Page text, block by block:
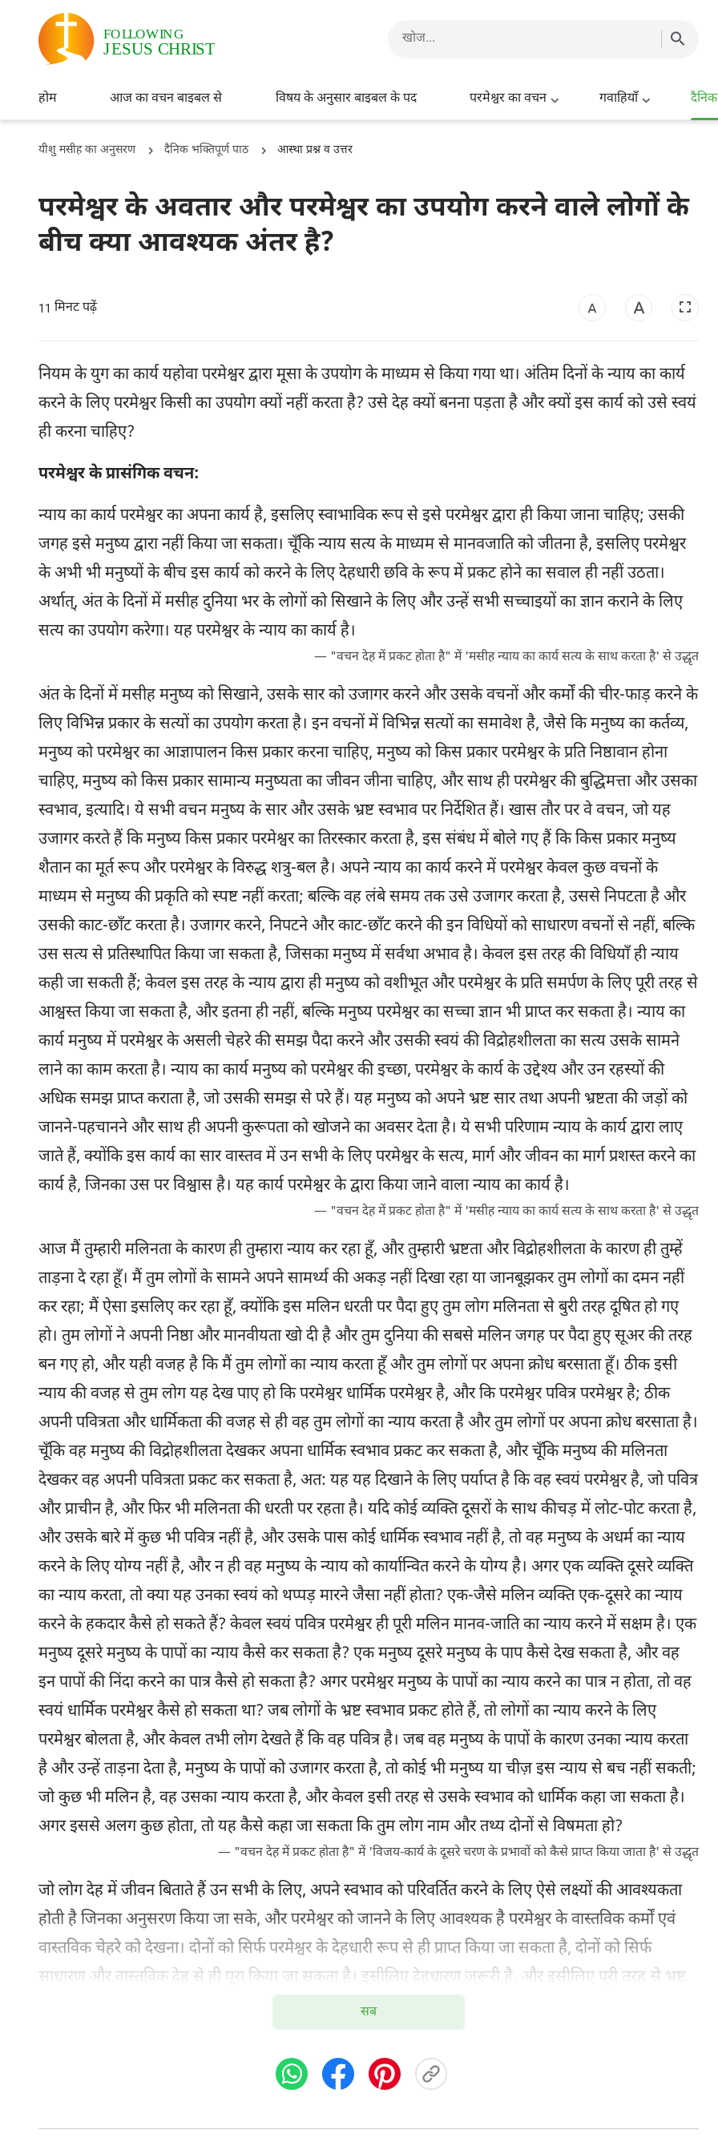
होम आज का वचन बाइबल से विषय के अनुसार बाइबल के पद परमेश्वर का वचन गवाहियाँ
यीशु मसीह का अनुसरण दैनिक भक्तिपूर्ण पाठ आस्था प्रश्न व उत्तर
परमेश्वर के अवतार और परमेश्वर का उपयोग करने वाले लोगों के
बीच क्या आवश्यक अंतर है?
11 मिनट पढ़ें
नियम के युग का कार्य यहोवा परमेश्वर द्वारा मूसा के उपयोग के माध्यम से किया गया था। अंतिम दिनों के न्याय का कार्य
करने के लिए परमेश्वर किसी का उपयोग क्यों नहीं करता है? उसे देह क्यों बनना पड़ता है और क्यों इस कार्य को उसे स्वयं
ही करना चाहिए?
परमेश्वर के प्रासंगिक वचन:
न्याय का कार्य परमेश्वर का अपना कार्य है, इसलिए स्वाभाविक रूप से इसे परमेश्वर द्वारा ही किया जाना चाहिए; उसकी
जगह इसे मनुष्य द्वारा नहीं किया जा सकता। चूँकि न्याय सत्य के माध्यम से मानवजाति को जीतना है, इसलिए परमेश्वर
के अभी भी मनुष्यों के बीच इस कार्य को करने के लिए देहधारी छवि के रूप में प्रकट होने का सवाल ही नहीं उठता।
अर्थात्, अंत के दिनों में मसीह दुनिया भर के लोगों को सिखाने के लिए और उन्हें सभी सच्चाइयों का ज्ञान कराने के लिए
सत्य का उपयोग करेगा। यह परमेश्वर के न्याय का कार्य है।
— "वचन देह में प्रकट होता है" में 'मसीह न्याय का कार्य सत्य के साथ करता है' से उद्धृत
अंत के दिनों में मसीह मनुष्य को सिखाने, उसके सार को उजागर करने और उसके वचनों और कर्मों की चीर-फाड़ करने के
लिए विभिन्न प्रकार के सत्यों का उपयोग करता है। इन वचनों में विभिन्न सत्यों का समावेश है, जैसे कि मनुष्य का कर्तव्य,
मनुष्य को परमेश्वर का आज्ञापालन किस प्रकार करना चाहिए, मनुष्य को किस प्रकार परमेश्वर के प्रति निष्ठावान होना
चाहिए, मनुष्य को किस प्रकार सामान्य मनुष्यता का जीवन जीना चाहिए, और साथ ही परमेश्वर की बुद्धिमत्ता और उसका
स्वभाव, इत्यादि। ये सभी वचन मनुष्य के सार और उसके भ्रष्ट स्वभाव पर निर्देशित हैं। खास तौर पर वे वचन, जो यह
उजागर करते हैं कि मनुष्य किस प्रकार परमेश्वर का तिरस्कार करता है, इस संबंध में बोले गए हैं कि किस प्रकार मनुष्य
शैतान का मूर्त रूप और परमेश्वर के विरुद्ध शत्रु-बल है। अपने न्याय का कार्य करने में परमेश्वर केवल कुछ वचनों के
माध्यम से मनुष्य की प्रकृति को स्पष्ट नहीं करता; बल्कि वह लंबे समय तक उसे उजागर करता है, उससे निपटता है और
उसकी काट-छाँट करता है। उजागर करने, निपटने और काट-छाँट करने की इन विधियों को साधारण वचनों से नहीं, बल्कि
उस सत्य से प्रतिस्थापित किया जा सकता है, जिसका मनुष्य में सर्वथा अभाव है। केवल इस तरह की विधियाँ ही न्याय
कही जा सकती हैं; केवल इस तरह के न्याय द्वारा ही मनुष्य को वशीभूत और परमेश्वर के प्रति समर्पण के लिए पूरी तरह से
आश्वस्त किया जा सकता है, और इतना ही नहीं, बल्कि मनुष्य परमेश्वर का सच्चा ज्ञान भी प्राप्त कर सकता है। न्याय का
कार्य मनुष्य में परमेश्वर के असली चेहरे की समझ पैदा करने और उसकी स्वयं की विद्रोहशीलता का सत्य उसके सामने
लाने का काम करता है। न्याय का कार्य मनुष्य को परमेश्वर की इच्छा, परमेश्वर के कार्य के उद्देश्य और उन रहस्यों की
अधिक समझ प्राप्त कराता है, जो उसकी समझ से परे हैं। यह मनुष्य को अपने भ्रष्ट सार तथा अपनी भ्रष्टता की जड़ों को
जानने-पहचानने और साथ ही अपनी कुरूपता को खोजने का अवसर देता है। ये सभी परिणाम न्याय के कार्य द्वारा लाए
जाते हैं, क्योंकि इस कार्य का सार वास्तव में उन सभी के लिए परमेश्वर के सत्य, मार्ग और जीवन का मार्ग प्रशस्त करने का
कार्य है, जिनका उस पर विश्वास है। यह कार्य परमेश्वर के द्वारा किया जाने वाला न्याय का कार्य है।
— "वचन देह में प्रकट होता है" में 'मसीह न्याय का कार्य सत्य के साथ करता है' से उद्धृत
आज मैं तुम्हारी मलिनता के कारण ही तुम्हारा न्याय कर रहा हूँ, और तुम्हारी भ्रष्टता और विद्रोहशीलता के कारण ही तुम्हें
ताड़ना दे रहा हूँ। मैं तुम लोगों के सामने अपने सामर्थ्य की अकड़ नहीं दिखा रहा या जानबूझकर तुम लोगों का दमन नहीं
कर रहा; मैं ऐसा इसलिए कर रहा हूँ, क्योंकि इस मलिन धरती पर पैदा हुए तुम लोग मलिनता से बुरी तरह दूषित हो गए
हो। तुम लोगों ने अपनी निष्ठा और मानवीयता खो दी है और तुम दुनिया की सबसे मलिन जगह पर पैदा हुए सूअर की तरह
बन गए हो, और यही वजह है कि मैं तुम लोगों का न्याय करता हूँ और तुम लोगों पर अपना क्रोध बरसाता हूँ। ठीक इसी
न्याय की वजह से तुम लोग यह देख पाए हो कि परमेश्वर धार्मिक परमेश्वर है, और कि परमेश्वर पवित्र परमेश्वर है; ठीक
अपनी पवित्रता और धार्मिकता की वजह से ही वह तुम लोगों का न्याय करता है और तुम लोगों पर अपना क्रोध बरसाता है।
चूँकि वह मनुष्य की विद्रोहशीलता देखकर अपना धार्मिक स्वभाव प्रकट कर सकता है, और चूँकि मनुष्य की मलिनता
देखकर वह अपनी पवित्रता प्रकट कर सकता है, अत: यह यह दिखाने के लिए पर्याप्त है कि वह स्वयं परमेश्वर है, जो पवित्र
और प्राचीन है, और फिर भी मलिनता की धरती पर रहता है। यदि कोई व्यक्ति दूसरों के साथ कीचड़ में लोट-पोट करता है,
और उसके बारे में कुछ भी पवित्र नहीं है, और उसके पास कोई धार्मिक स्वभाव नहीं है, तो वह मनुष्य के अधर्म का न्याय
करने के लिए योग्य नहीं है, और न ही वह मनुष्य के न्याय को कार्यान्वित करने के योग्य है। अगर एक व्यक्ति दूसरे व्यक्ति
का न्याय करता, तो क्या यह उनका स्वयं को थप्पड़ मारने जैसा नहीं होता? एक-जैसे मलिन व्यक्ति एक-दूसरे का न्याय
करने के हकदार कैसे हो सकते हैं? केवल स्वयं पवित्र परमेश्वर ही पूरी मलिन मानव-जाति का न्याय करने में सक्षम है। एक
मनुष्य दूसरे मनुष्य के पापों का न्याय कैसे कर सकता है? एक मनुष्य दूसरे मनुष्य के पाप कैसे देख सकता है, और वह
इन पापों की निंदा करने का पात्र कैसे हो सकता है? अगर परमेश्वर मनुष्य के पापों का न्याय करने का पात्र न होता, तो वह
स्वयं धार्मिक परमेश्वर कैसे हो सकता था? जब लोगों के भ्रष्ट स्वभाव प्रकट होते हैं, तो लोगों का न्याय करने के लिए
परमेश्वर बोलता है, और केवल तभी लोग देखते हैं कि वह पवित्र है। जब वह मनुष्य के पापों के कारण उनका न्याय करता
है और उन्हें ताड़ना देता है, मनुष्य के पापों को उजागर करता है, तो कोई भी मनुष्य या चीज़ इस न्याय से बच नहीं सकती;
जो कुछ भी मलिन है, वह उसका न्याय करता है, और केवल इसी तरह से उसके स्वभाव को धार्मिक कहा जा सकता है।
अगर इससे अलग कुछ होता, तो यह कैसे कहा जा सकता कि तुम लोग नाम और तथ्य दोनों से विषमता हो?
— "वचन देह में प्रकट होता है" में 'विजय-कार्य के दूसरे चरण के प्रभावों को कैसे प्राप्त किया जाता है' से उद्धृत
जो लोग देह में जीवन बिताते हैं उन सभी के लिए, अपने स्वभाव को परिवर्तित करने के लिए ऐसे लक्ष्यों की आवश्यकता
होती है जिनका अनुसरण किया जा सके, और परमेश्वर को जानने के लिए आवश्यक है परमेश्वर के वास्तविक कर्मों एवं
वास्तविक चेहरे को देखना। दोनों को सिर्फ परमेश्वर के देहधारी रूप से ही प्राप्त किया जा सकता है, दोनों को सिर्फ
साधारण और वास्तविक देह से ही पूरा किया जा सकता है। इसीलिए देहधारण ज़रूरी है, और इसीलिए पूरी तरह से भ्रष्ट
मनुष्यजाति को इसकी आवश्यकता है। चूँकि लोगों से अपेक्षा की जाती है कि वे परमेश्वर को जानें, इसलिए अस्पष्ट और
अलौकिक परमेश्वरों की छवि को उनके हृदय से दूर हटाया जाना चाहिए, और चूँकि उनसे अपेक्षा की जाती है कि वे अपने
भ्रष्ट स्वभाव को दूर करें, इसलिए उन्हें पहले अपने भ्रष्ट स्वभाव को पहचानना चाहिए। यदि लोगों के हृदय से अस्पष्ट
परमेश्वरों की छवि को हटाने का कार्य केवल मनुष्य करे, तो वह उपयुक्त प्रभाव प्राप्त करने में असफल हो जाएगा। लोगों
सब